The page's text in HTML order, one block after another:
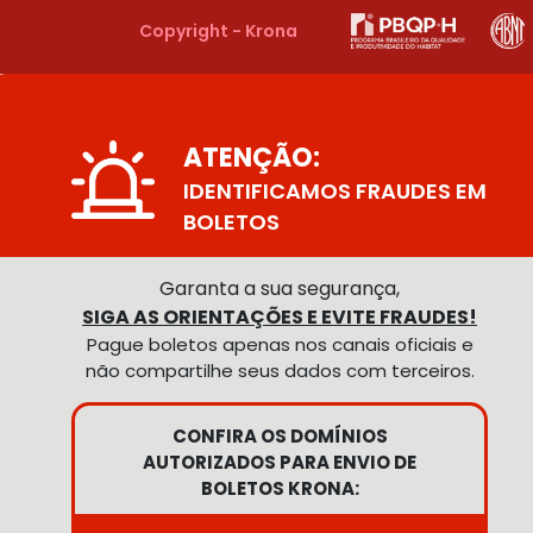
Copyright - Krona
ATENÇÃO:
IDENTIFICAMOS FRAUDES EM
BOLETOS
Garanta a sua segurança,
SIGA AS ORIENTAÇÕES E EVITE FRAUDES!
Pague boletos apenas nos canais oficiais e
não compartilhe seus dados com terceiros.
CONFIRA OS DOMÍNIOS
AUTORIZADOS PARA ENVIO DE
BOLETOS KRONA: